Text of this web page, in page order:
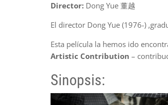
Director: Dong Yue 董越
El director Dong Yue (1976-)
Esta película la hemos ido
Artistic Contribution –
Sinopsis: